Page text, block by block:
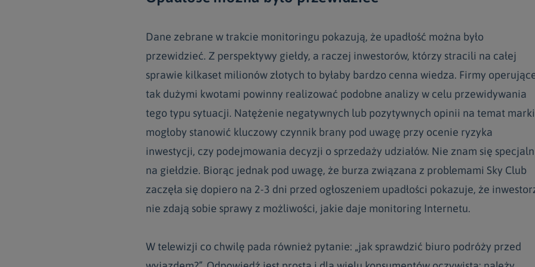
Dane zebrane w trakcie monitoringu pokazują, że upadłość można było
przewidzieć. Z perspektywy giełdy, a raczej inwestorów, którzy stracili na całej
sprawie kilkaset milionów złotych to byłaby bardzo cenna wiedza. Firmy
tak dużymi kwotami powinny realizować podobne analizy w celu przewidywania
tego typu sytuacji. Natężenie negatywnych lub pozytywnych opinii na temat marki
mogłoby stanowić kluczowy czynnik brany pod uwagę przy ocenie ryzyka
inwestycji, czy podejmowania decyzji o sprzedaży udziałów. Nie znam się
na giełdzie. Biorąc jednak pod uwagę, że burza związana z problemami Sky Club
zaczęła się dopiero na 2-3 dni przed ogłoszeniem upadłości pokazuje, że
nie zdają sobie sprawy z możliwości, jakie daje monitoring Internetu.
W telewizji co chwilę pada również pytanie: „jak sprawdzić biuro podróży przed